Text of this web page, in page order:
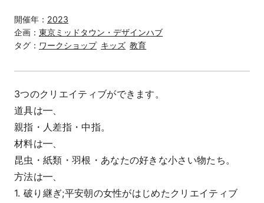
開催年： 2023
企画： 東京ミッドタウン・デザインハブ
タグ： ワークショップ キッズ 教育
3つのクリエイティブができます。
道具は━、
親指・人差指・中指。
材料は━、
昆虫・紙類・羽根・あなたの好きな小さい物たち。
方法は━、
1. 破り継ぎ;平安朝の女性がはじめたクリエイティブ